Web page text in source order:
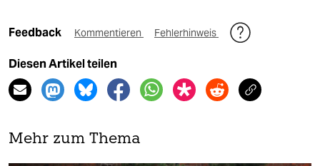
Feedback Kommentieren Fehlerhinweis
Diesen Artikel teilen
Mehr zum Thema